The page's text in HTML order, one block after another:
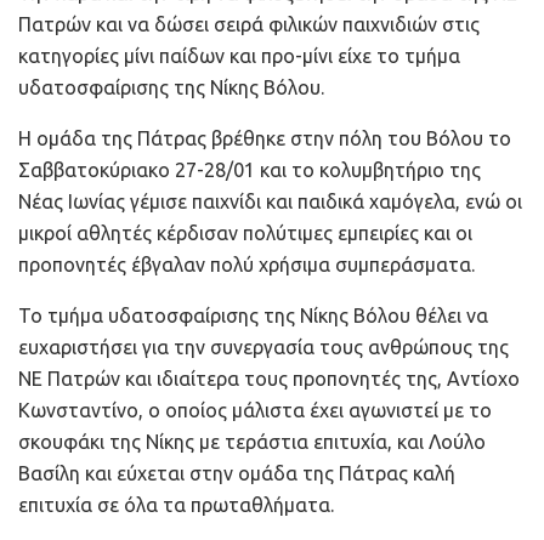
Πατρών και να δώσει σειρά φιλικών παιχνιδιών στις
κατηγορίες μίνι παίδων και προ-μίνι είχε το τμήμα
υδατοσφαίρισης της Νίκης Βόλου.
Η ομάδα της Πάτρας βρέθηκε στην πόλη του Βόλου το
Σαββατοκύριακο 27-28/01 και το κολυμβητήριο της
Νέας Ιωνίας γέμισε παιχνίδι και παιδικά χαμόγελα, ενώ οι
μικροί αθλητές κέρδισαν πολύτιμες εμπειρίες και οι
προπονητές έβγαλαν πολύ χρήσιμα συμπεράσματα.
Το τμήμα υδατοσφαίρισης της Νίκης Βόλου θέλει να
ευχαριστήσει για την συνεργασία τους ανθρώπους της
ΝΕ Πατρών και ιδιαίτερα τους προπονητές της, Αντίοχο
Κωνσταντίνο, ο οποίος μάλιστα έχει αγωνιστεί με το
σκουφάκι της Νίκης με τεράστια επιτυχία, και Λούλο
Βασίλη και εύχεται στην ομάδα της Πάτρας καλή
επιτυχία σε όλα τα πρωταθλήματα.